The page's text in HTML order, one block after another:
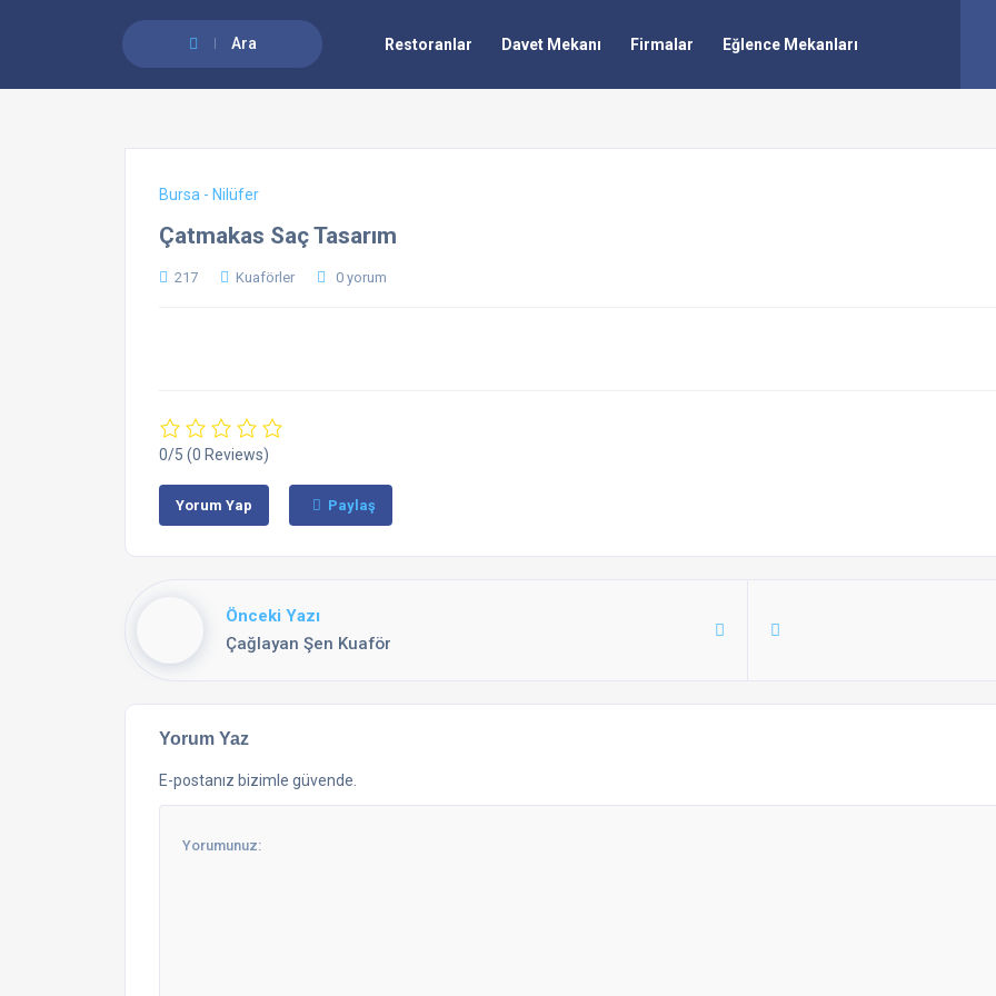
Ara Restoranlar Davet Mekanı Firmalar Eğlence Mekanları
Bursa - Nilüfer
Çatmakas Saç Tasarım
217 Kuaförler 0 yorum
0/5 (0 Reviews)
Yorum Yap Paylaş
Önceki Yazı
Çağlayan Şen Kuaför
Yorum Yaz
E-postanız bizimle güvende.